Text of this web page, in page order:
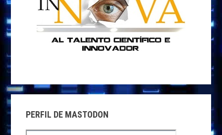
PERFIL DE MASTODON